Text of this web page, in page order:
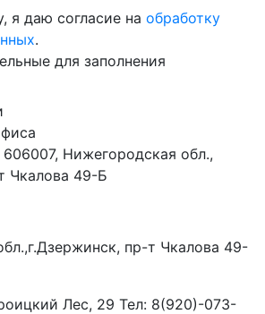
я даю согласие на обработку
.
для заполнения
Нижегородская обл.,
Чкалова 49-Б
пр-т Чкалова 49-
Лес, 29 Тел: 8(920)-073-